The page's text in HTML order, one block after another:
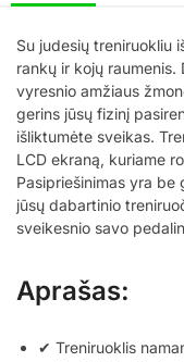
Su judesių treniruokliu
rankų ir kojų raumenis.
vyresnio amžiaus
gerins jūsų fizinį
išliktumėte sveikas.
LCD ekraną, kuriame
Pasipriešinimas yra be
jūsų dabartinio
sveikesnio savo
Aprašas:
✔ Treniruoklis